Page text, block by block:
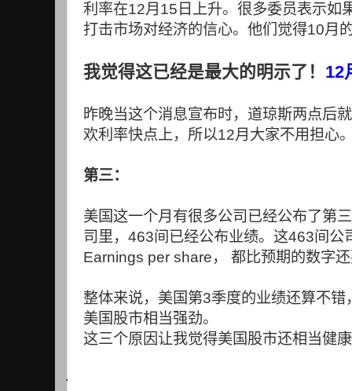
利率在12月 15 日上升。很多委员表示如
打击市场对经济的信心。他们觉得10月
我觉得这已经是最大的明示了！ 12
昨晚当这个消息宣布时，道琼斯两点后
欢利率快点上，所以12月大家不用担心
第三：
美国这一个月有很多公司已经公布了第
司里， 463间已经公布业绩。这463间公
Earnings per share， 都比预期的数字
整体来说，美国第3季度的业绩还算不
美国股市相当强劲。
这三个原因让我觉得美国股市还相当健
·